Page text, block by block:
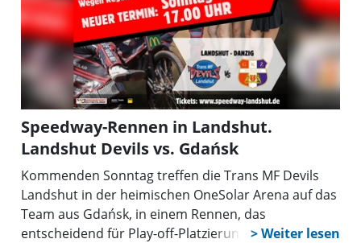
Speedway-Rennen in Landshut.
Landshut Devils vs. Gdańsk
Kommenden Sonntag treffen die Trans MF Devils
Landshut in der heimischen OneSolar Arena auf das
Team aus Gdańsk, in einem Rennen, das
entscheidend für Play-off-Platzierungen sein könnte.